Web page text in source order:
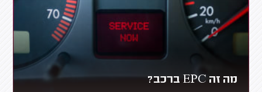
מה זה EPC ברכב?